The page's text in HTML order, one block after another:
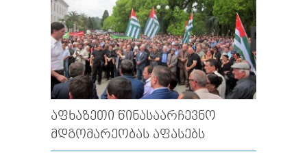
ᲐᲤᲮᲐᲖᲔᲗᲘ ᲬᲘᲜᲐᲡᲐᲐᲠᲩᲔᲕᲜᲝ
ᲛᲓᲒᲝᲛᲐᲠᲔᲝᲑᲐᲡ ᲐᲤᲐᲡᲔᲑᲡ